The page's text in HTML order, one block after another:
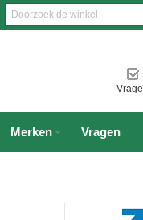
Merken Vragen